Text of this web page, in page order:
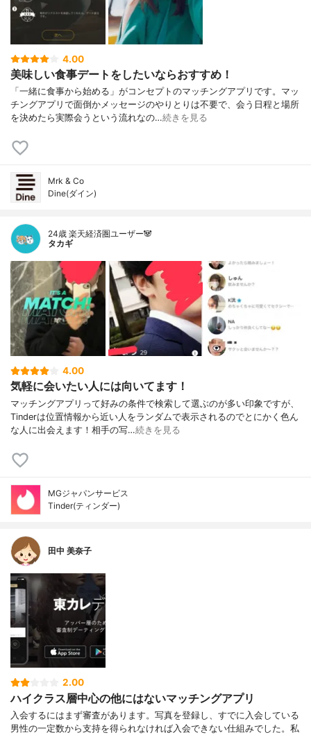
4.00
美味しい食事デートをしたいならおすすめ！
「一緒に食事から始める」がコンセプトのマッチングアプリです。マッ
チングアプリで面倒かメッセージのやりとりは不要で、会う日程と場所
を決めたら実際会うという流れなの…続きを見る
Mrk & Co
Dine(ダイン)
24歳 楽天経済圏ユーザー🐼
タカギ
4.00
気軽に会いたい人には向いてます！
マッチングアプリって好みの条件で検索して選ぶのが多い印象ですが、
Tinderは位置情報から近い人をランダムで表示されるのでとにかく色ん
な人に出会えます！相手の写…続きを見る
MGジャパンサービス
Tinder(ティンダー)
田中 美奈子
2.00
ハイクラス層中心の他にはないマッチングアプリ
入会するにはまず審査があります。写真を登録し、すでに入会している
男性の一定数から支持を得られなければ入会できない仕組みでした。私